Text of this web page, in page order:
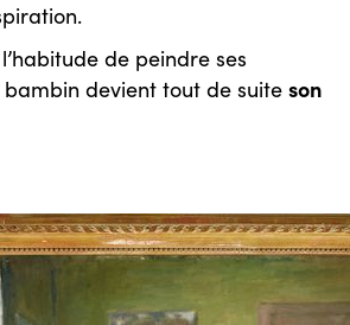
de peindre ses
bambin devient tout de suite son